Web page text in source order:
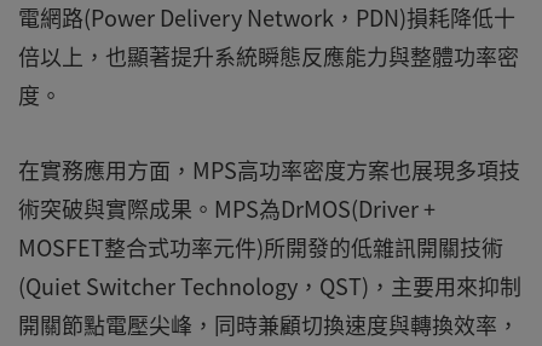
電網路(Power Delivery Network，PDN)損耗降低十
倍以上，也顯著提升系統瞬態反應能力與整體功率密
度。
在實務應用方面，MPS高功率密度方案也展現多項技
術突破與實際成果。MPS為DrMOS(Driver +
MOSFET整合式功率元件)所開發的低雜訊開關技術
(Quiet Switcher Technology，QST)，主要用來抑制
開關節點電壓尖峰，同時兼顧切換速度與轉換效率，